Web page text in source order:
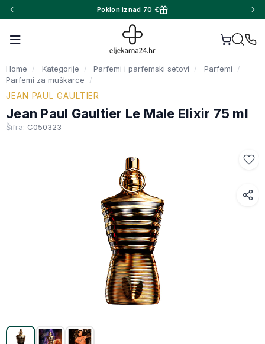
Poklon iznad 70 €
Home Kategorije Parfemi i parfemski setovi
Parfemi
Parfemi za muškarce
JEAN PAUL GAULTIER
Jean Paul Gaultier Le Male Elixir 75 ml
Šifra: C050323
Facebook
WhatsApp
X (Twitter)
Email
Kopiraj link